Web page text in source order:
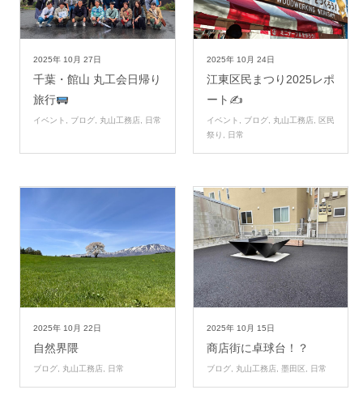
2025年 10月 27日
千葉・館山 丸工会日帰り
旅行
イベント ブログ 丸山工務店 日常
2025年 10月 24日
江東区民まつり2025レポ
ート✍
イベント ブログ, 丸山工務店,
区民
祭り
日常
2025年 10月 22日
自然界隈
ブログ 丸山工務店 日常
2025年 10月 15日
商店街に卓球台！？
ブログ, 丸山工務店, 墨田区 日常